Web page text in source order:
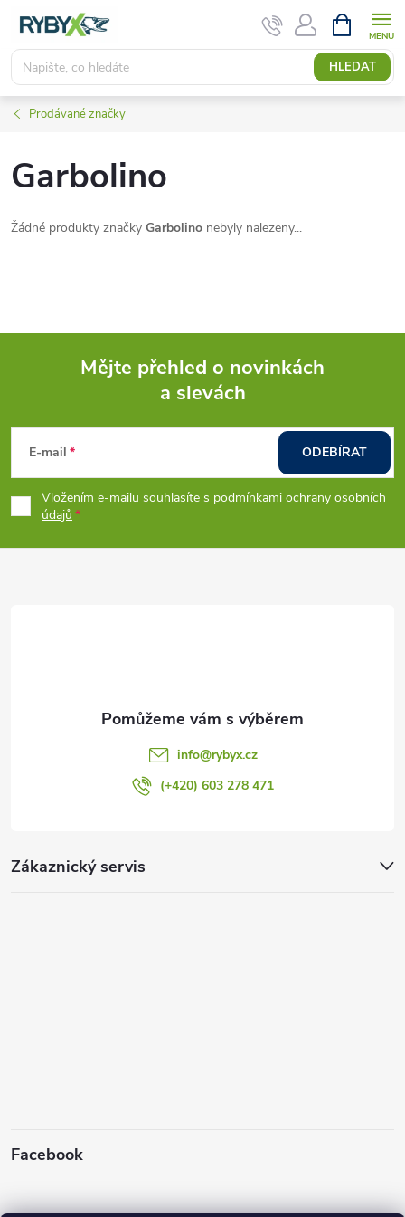
obsah
HLEDAT
NÁKUPNÍ
KOŠÍK
Prodávané značky
Garbolino
Žádné produkty značky Garbolino nebyly nalezeny...
p
a
Mějte přehled o novinkách
a slevách
E-mail
Vložením e-mailu souhlasíte s podmínkami ochrany osobních
údajů
ODEBÍRAT
Zákaznický servis
Facebook
info@rybyx.cz
(+420) 603 278 471